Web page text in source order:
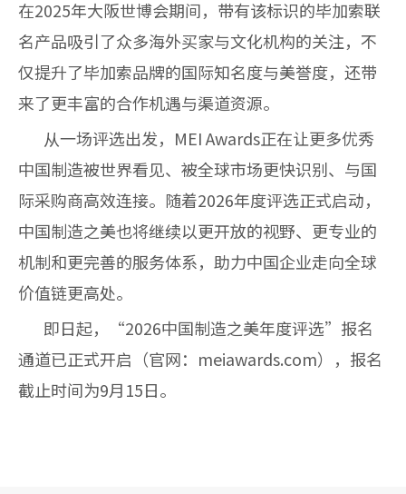
在2025年大阪世博会期间，带有该标识的毕加索联
名产品吸引了众多海外买家与文化机构的关注，不
仅提升了毕加索品牌的国际知名度与美誉度，还带
来了更丰富的合作机遇与渠道资源。
从一场评选出发，MEI Awards正在让更多优秀
中国制造被世界看见、被全球市场更快识别、与国
际采购商高效连接。随着2026年度评选正式启动，
中国制造之美也将继续以更开放的视野、更专业的
机制和更完善的服务体系，助力中国企业走向全球
价值链更高处。
即日起，“2026中国制造之美年度评选”报名
通道已正式开启（官网： meiawards.com），报名
截止时间为9月15日。